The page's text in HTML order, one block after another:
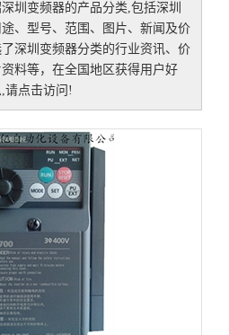
深圳变频器的产品分类,包括深圳
途、型号、范围、图片、新闻及价
深圳变频器分类的行业资讯、价
料等，在全国地区获得用户好
请点击访问!